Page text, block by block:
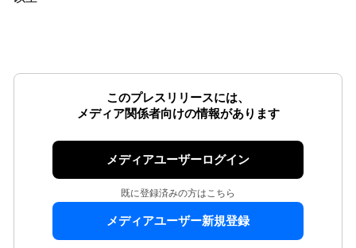
このプレスリリースには、
メディア関係者向けの情報があります
メディアユーザーログイン
既に登録済みの方はこちら
メディアユーザー新規登録